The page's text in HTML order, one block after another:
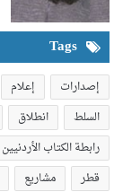
Tags
إصدارات إعلام
السلط
انطلاق
رابطة الكتاب الأردنيين
قطر
مشاريع